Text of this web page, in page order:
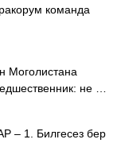
команда
Моголистана
не …
– 1. Билгесез бер